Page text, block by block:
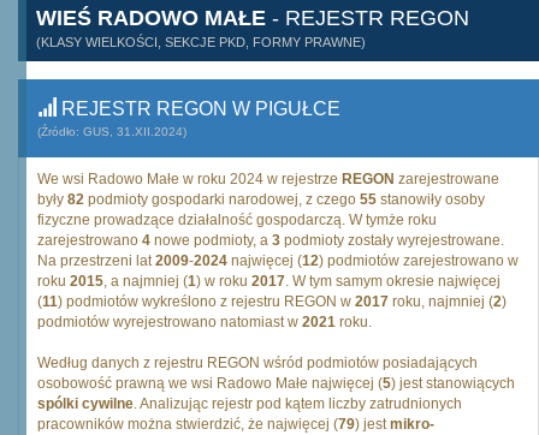
WIEŚ RADOWO MAŁE - REJESTR REGON
(KLASY WIELKOŚCI, SEKCJE PKD, FORMY PRAWNE)
REJESTR REGON W PIGUŁCE
(Źródło: GUS, 31.XII.2024)
We wsi Radowo Małe w roku 2024 w rejestrze REGON zarejestrowane
były 82 podmioty gospodarki narodowej, z czego 55 stanowiły osoby
fizyczne prowadzące działalność gospodarczą. W tymże roku
zarejestrowano 4 nowe podmioty, a 3 podmioty zostały wyrejestrowane.
Na przestrzeni lat2009-2024 najwięcej (12) podmiotów zarejestrowano w
roku 2015, a najmniej (1) w roku 2017. W tym samym okresie najwięcej
(11) podmiotów wykreślono z rejestru REGON w 2017 roku, najmniej (2)
podmiotów wyrejestrowano natomiast w 2021 roku.
Według danych z rejestru REGON wśród podmiotów posiadających
osobowość prawną we wsi Radowo Małe najwięcej (5) jest stanowiących
spólki cywilne. Analizując rejestr pod kątem liczby zatrudnionych
pracowników można stwierdzić, że najwięcej (79) jestmikro-